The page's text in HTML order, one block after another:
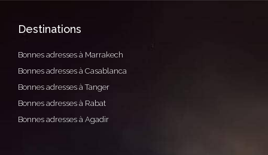
Destinations
Bonnes adresses à Marrakech
Bonnes adresses à Casablanca
Bonnes adresses à Tanger
Bonnes adresses à Rabat
Bonnes adresses à Agadir